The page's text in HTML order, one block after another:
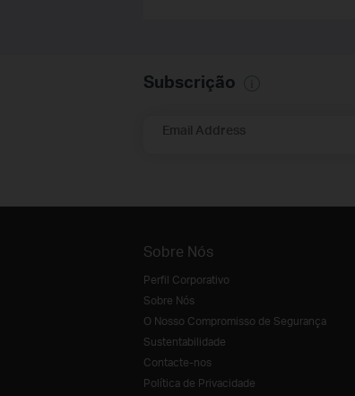
Subscrição
Email Address
Sobre Nós
Perfil Corporativo
Sobre Nós
O Nosso Compromisso de Segurança
Sustentabilidade
Contacte-nos
Política de Privacidade